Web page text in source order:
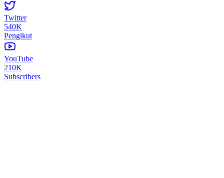
Twitter
540K
Pengikut
YouTube
210K
Subscribers